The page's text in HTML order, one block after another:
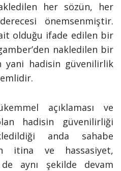
her sözün, her
önemsenmiştir.
ait olduğu ifade edilen bir
nakledilen bir
yani hadisin güvenilirlik
açıklaması ve
hadisin güvenilirliği
anda sahabe
itina ve hassasiyet,
aynı şekilde devam